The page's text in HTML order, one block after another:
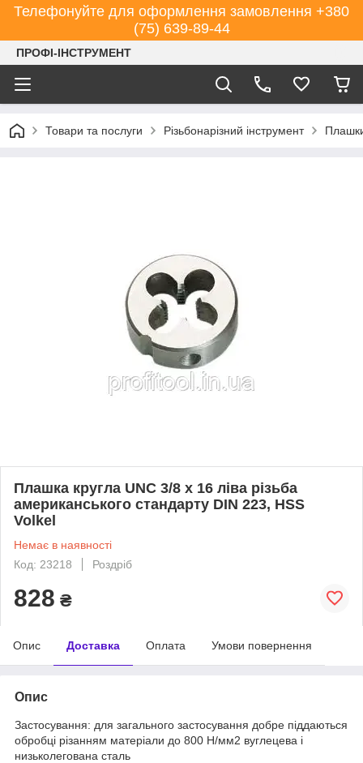
Телефонуйте для оформлення замовлення +380
(75) 639-89-44
ПРОФІ-ІНСТРУМЕНТ
Товари та послуги Різьбонарізний інструмент
Плашка кругла UNC 3/8 x 16 ліва різьба
американського стандарту DIN 223, HSS
Volkel
Немає в наявності
Код: 23218
Роздріб
828 ₴
Опис Доставка Оплата Умови повернення
Опис
Застосування: для загального застосування добре піддаються
обробці різанням матеріали до 800 Н/мм2 вуглецева і
низьколегована сталь